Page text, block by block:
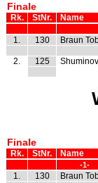
Finale
Rk. StNr. Name
1. 130 Braun
2. 125
Finale
Rk. StNr. Name
-1-
1. 130 Braun